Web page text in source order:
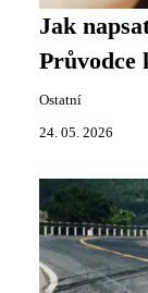
Jak
Průvodce
Ostatní
24. 05. 2026